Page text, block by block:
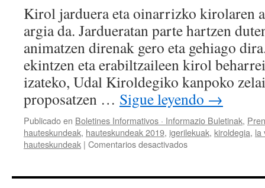
cubierta
en
la
pista
exterior
una
nueva
piscina.
Kirol jarduera eta oinarrizko kirolaren
argia da. Jardueratan parte hartzen
animatzen direnak gero eta gehiago
ekintzen eta erabiltzaileen kirol
izateko, Udal Kiroldegiko kanpoko
proposatzen … Sigue leyendo →
Publicado en Boletines Informativos · Informazio Buletinak,
hauteskundeak, hauteskundeak 2019, igerilekuak, kiroldegia, la
hauteskundeak | Comentarios desactivadosen
estaliz